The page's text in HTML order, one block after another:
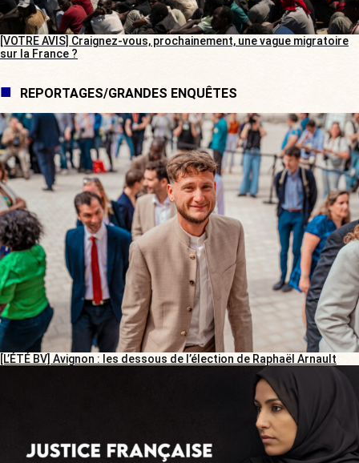
[VOTRE AVIS] Craignez-vous, prochainement, une vague migratoire
sur la France ?
REPORTAGES/GRANDES ENQUÊTES
[L’ÉTÉ BV] Avignon : les dessous de l’élection de Raphaël Arnault